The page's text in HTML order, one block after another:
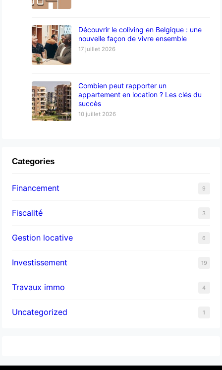
Découvrir le coliving en Belgique : une
nouvelle façon de vivre ensemble
17 juillet 2026
Combien peut rapporter un
appartement en location ? Les clés du
succès
10 juillet 2026
Categories
Financement 9
Fiscalité 3
Gestion locative 6
Investissement 19
Travaux immo 4
Uncategorized 1